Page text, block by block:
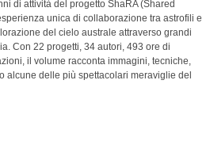
di attività del progetto ShaRA (Shared
unica di collaborazione tra astrofili e
del cielo australe attraverso grandi
Con 22 progetti, 34 autori, 493 ore di
il volume racconta immagini, tecniche,
alcune delle più spettacolari meraviglie del